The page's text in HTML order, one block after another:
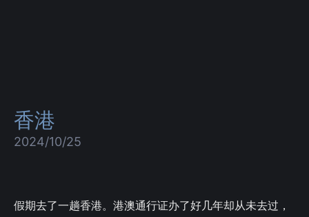
香港
2024/10/25
假期去了一趟香港。港澳通行证办了好几年却从未去过，